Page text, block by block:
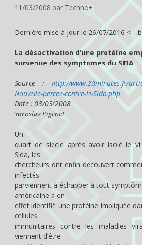
11/03/2008 par Techno+
Dernière mise à jour le 26/07/2016 <!–
La désactivation d’une protéïne
survenue des symptomes du SIDA…
Source :http://www.20minutes.fr/
Nouvelle-percee-contre-le-Sida.php
Date : 03/03/2008
Yaroslav Pigenet
Un
quart de siècle après avoir isolé le
Sida, les
chercheurs ont enfin découvert
infectés
parviennent à échapper à tout
américaine a en
effet identifié une protéine impliquée
cellules
immunitaires contre les maladies
viennent d’être